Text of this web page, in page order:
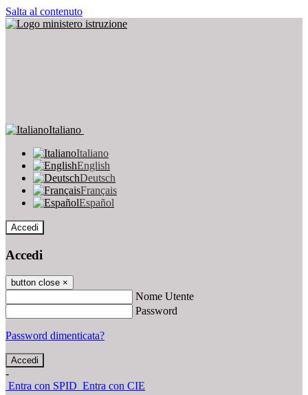
Salta al contenuto
Italiano
Italiano
English
Deutsch
Français
Español
Accedi
Accedi
button close ×
Nome Utente
Password
Password dimenticata?
-
Entra con SPID Entra con CIE